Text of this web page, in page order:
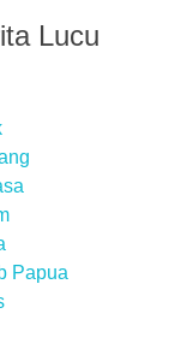
Lucu
Papua